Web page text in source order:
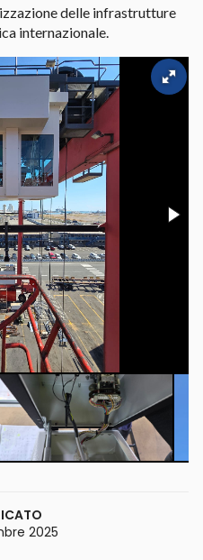
delle infrastrutture
internazionale.
2025